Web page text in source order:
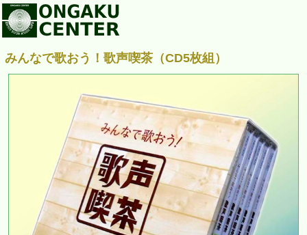
みんなで歌おう！歌声喫茶（CD5枚組）